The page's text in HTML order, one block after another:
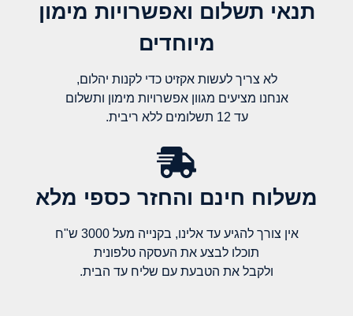
תנאי תשלום ואפשרויות מימון
מיוחדים
לא צריך לעשות אקזיט כדי לקנות יהלום,
אנחנו מציעים מגוון אפשרויות מימון ותשלום
עד 12 תשלומים ללא ריבית.
משלוח חינם והחזר כספי מלא​
אין צורך להגיע עד אלינו, בקנייה מעל 3000 ש"ח
תוכלו לבצע את העסקה טלפונית
ולקבל את הטבעת עם שליח עד הבית.